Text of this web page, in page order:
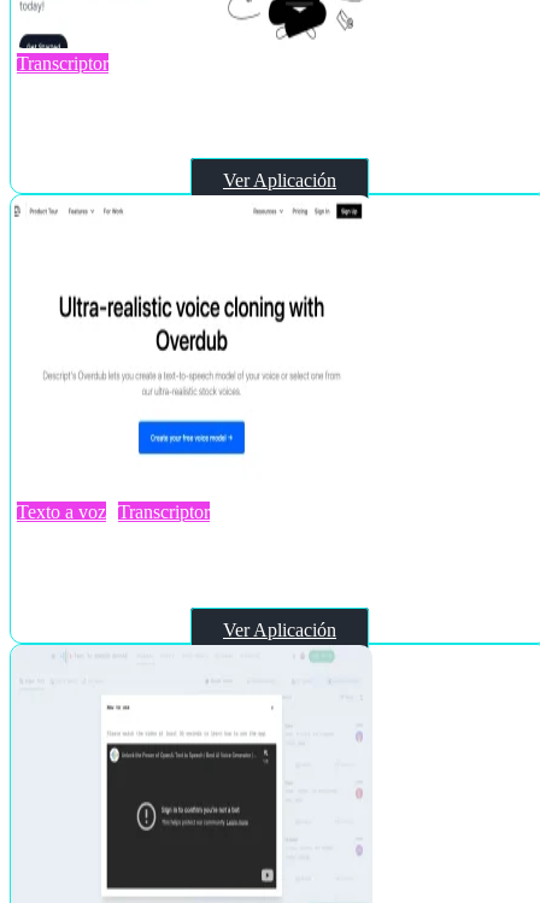
Transcriptor
Ver Aplicación
Texto a voz Transcriptor
Ver Aplicación